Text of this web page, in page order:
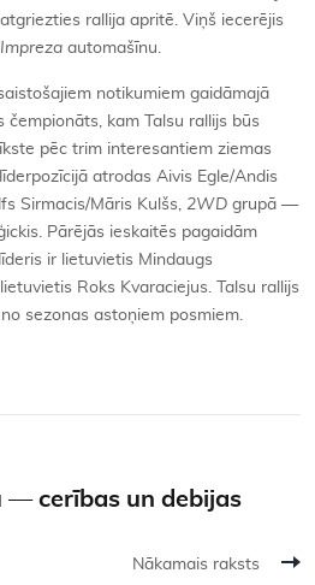
rallija apritē. Viņš iecerējis
automašīnu.
notikumiem gaidāmajā
čempionāts, kam Talsu rallijs būs
pēc trim interesantiem ziemas
atrodas Aivis Egle/Andis
Sirmacis/Māris Kulšs, 2WD grupā —
Pārējās ieskaitēs pagaidām
līderis ir lietuvietis Mindaugs
Roks Kvaraciejus. Talsu rallijs
sezonas astoņiem posmiem.
— cerības un debijas
Nākamais raksts